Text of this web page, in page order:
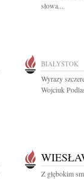
słowa...
BIAŁYSTOK
Wyrazy
Wojciuk
Z głębokim